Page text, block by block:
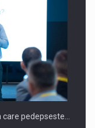
pedepseste…